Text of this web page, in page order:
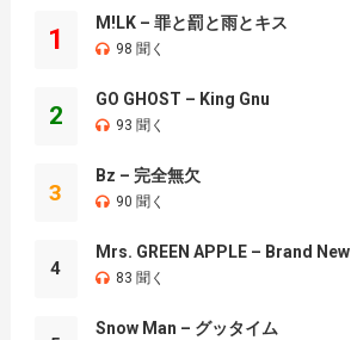
1
M!LK – 罪と罰と雨とキス
98 聞く
2
GO GHOST – King Gnu
93 聞く
3
Bz – 完全無欠
90 聞く
4
Mrs. GREEN APPLE – Brand New
83 聞く
Snow Man – グッタイム